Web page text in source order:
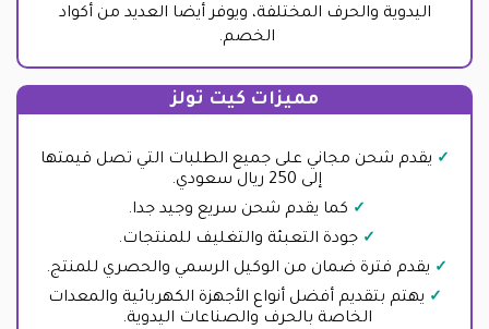
اليدوية والحرف المختلفة، ويوفر أيضا العديد من أكواد
الخصم.
مميزات كيت تولز
يقدم شحن مجاني على جميع الطلبات التي تصل قيمتها
إلى 250 ريال سعودي.
كما يقدم شحن سريع وجيد جدا.
جودة التعبئة والتغليف للمنتجات.
يقدم فترة ضمان من الوكيل الرسمي والحصري للمنتج.
يهتم بتقديم أفضل أنواع الأجهزة الكهربائية والمعدات
الخاصة بالحرف والصناعات اليدوية.